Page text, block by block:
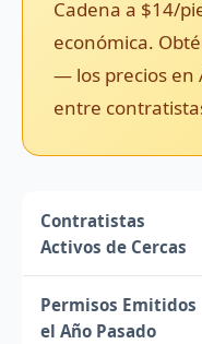
Cadena a $14/
económica.
— los precios en
entre
Contratistas
Activos de Cercas
Permisos Emitidos
el Año Pasado